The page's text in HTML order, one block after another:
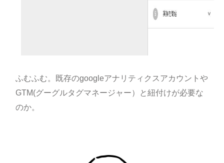
ふむふむ。既存のgoogleアナリティクスアカウントや
GTM(グーグルタグマネージャー）と紐付けが必要な
のか。